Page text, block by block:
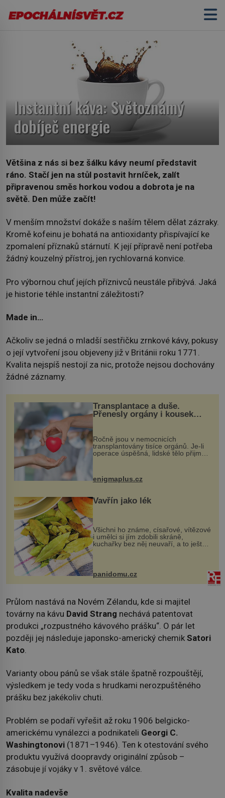
Instantní káva: Světoznámý
dobíječ energie
Většina z nás si bez šálku kávy neumí představit
ráno. Stačí jen na stůl postavit hrníček, zalít
připravenou směs horkou vodou a dobrota je na
světě. Den může začít!
V menším množství dokáže s naším tělem dělat zázraky.
Kromě kofeinu je bohatá na antioxidanty přispívající ke
zpomalení příznaků stárnutí. K její přípravě není potřeba
žádný kouzelný přístroj, jen rychlovarná konvice.
Pro výbornou chuť jejích příznivců neustále přibývá. Jaká
je historie téhle instantní záležitosti?
Made in…
Ačkoliv se jedná o mladší sestřičku zrnkové kávy, pokusy
o její vytvoření jsou objeveny již v Británii roku 1771.
Kvalita nejspíš nestojí za nic, protože nejsou dochovány
žádné záznamy.
Transplantace a duše.
Přenesly orgány i kousek
Ročně jsou v nemocnicích
transplantovány tisíce orgánů. Je-li
operace úspěšná, lidské tělo přijme
enigmaplus.cz
Vavřín jako lék
Všichni ho známe, císařové, vítězové
i umělci si jím zdobili skráně,
kuchařky bez něj neuvaří, a to ještě
nevíte, že bobkový list může výrazně
zmírnit některé naše neduhy.
Obsahuje v malém množství ně...
panidomu.cz
Průlom nastává na Novém Zélandu, kde si majitel
továrny na kávu David Strang nechává patentovat
produkci „rozpustného kávového prášku“. O pár let
později jej následuje japonsko-americký chemik Satori
Kato
Varianty obou pánů se však stále špatně rozpouštějí,
výsledkem je tedy voda s hrudkami nerozpuštěného
prášku bez jakékoliv chuti.
Problém se podaří vyřešit až roku 1906 belgicko-
americkému vynálezci a podnikateli Georgi C.
Washingtonovi (1871–1946). Ten k otestování svého
produktu využívá doopravdy originální způsob –
zásobuje jí vojáky v 1. světové válce.
Kvalita nadevše